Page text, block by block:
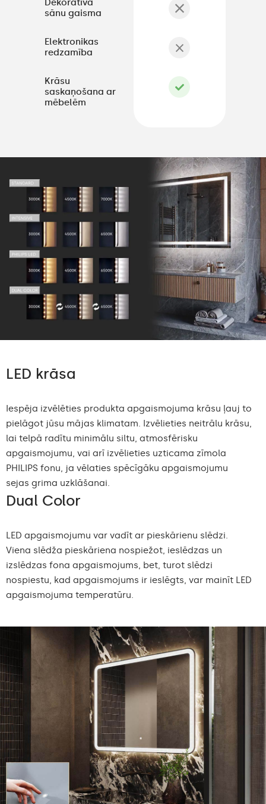
Dekoratīva
sānu gaisma
Elektronikas
redzamība
Krāsu
saskaņošana ar
mēbelēm
LED krāsa
Iespēja izvēlēties produkta apgaismojuma krāsu ļauj to
pielāgot jūsu mājas klimatam. Izvēlieties neitrālu krāsu,
lai telpā radītu minimālu siltu, atmosfērisku
apgaismojumu, vai arī izvēlieties uzticama zīmola
PHILIPS fonu, ja vēlaties spēcīgāku apgaismojumu
sejas grima uzklāšanai.
Dual Color
LED apgaismojumu var vadīt ar pieskārienu slēdzi.
Viena slēdža pieskāriena nospiežot, ieslēdzas un
izslēdzas fona apgaismojums, bet, turot slēdzi
nospiestu, kad apgaismojums ir ieslēgts, var mainīt LED
apgaismojuma temperatūru.